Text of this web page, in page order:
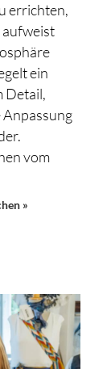
errichten,
aufweist
ein
Detail,
vom
»